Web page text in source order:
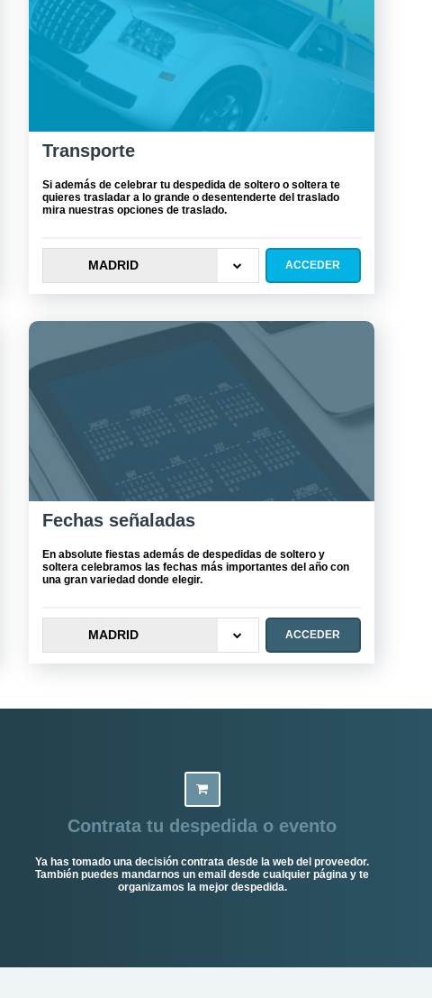
Transporte
Si además de celebrar tu despedida de soltero o soltera te
quieres trasladar a lo grande o desentenderte del traslado
mira nuestras opciones de traslado.
MADRID ACCEDER
Fechas señaladas
En absolute fiestas además de despedidas de soltero y
soltera celebramos las fechas más importantes del año con
una gran variedad donde elegir.
MADRID ACCEDER
Contrata tu despedida o evento
Ya has tomado una decisión contrata desde la web del proveedor.
También puedes mandarnos un email desde cualquier página y te
organizamos la mejor despedida.